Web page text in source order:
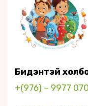
Бидэнтэй
+(976) – 9977